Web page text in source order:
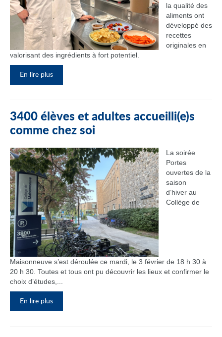
la qualité des
aliments ont
développé des
recettes
originales en
valorisant des ingrédients à fort potentiel.
En lire plus
3400 élèves et adultes accueilli(e)s
comme chez soi
La soirée
Portes
ouvertes de la
saison
d’hiver au
Collège de
Maisonneuve s’est déroulée ce mardi, le 3 février de 18 h 30 à
20 h 30. Toutes et tous ont pu découvrir les lieux et confirmer le
choix d’études,...
En lire plus